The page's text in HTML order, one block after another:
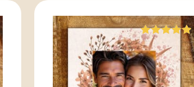
Waardering
5.00
uit 5